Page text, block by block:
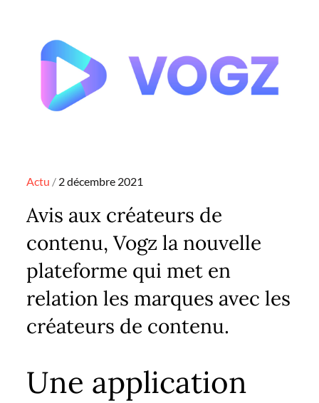
Actu Posted
2 décembre 2021
Avis aux créateurs de
contenu, Vogz la nouvelle
plateforme qui met en
relation les marques avec les
créateurs de contenu.
Une application